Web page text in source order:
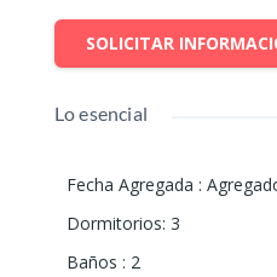
SOLICITAR
Lo esencial
Fecha Agregada :
Dormitorios: 3
Baños : 2